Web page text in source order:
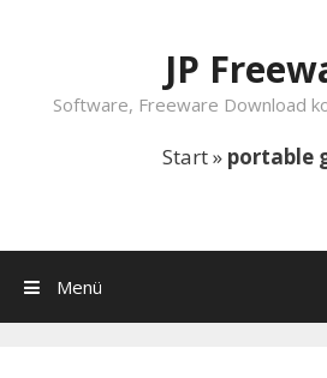
JP
Software, Freeware Download
Start» portable
Menü